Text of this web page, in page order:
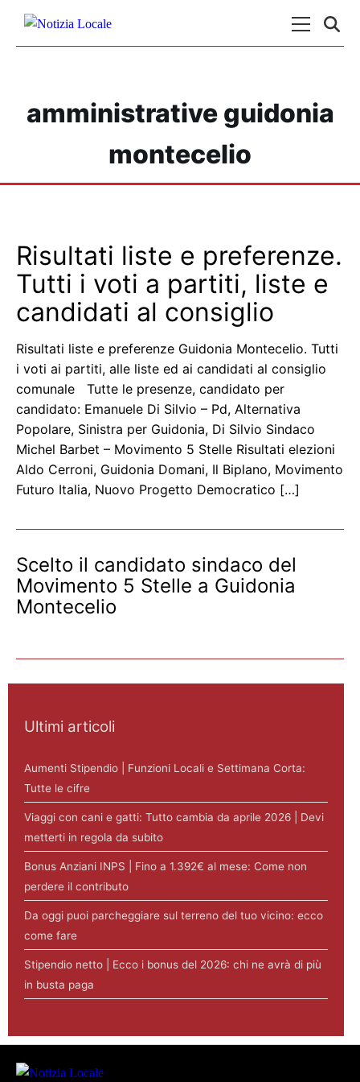
amministrative guidonia
montecelio
Risultati liste e preferenze.
Tutti i voti a partiti, liste e
candidati al consiglio
Risultati liste e preferenze Guidonia Montecelio. Tutti
i voti ai partiti, alle liste ed ai candidati al consiglio
comunale Tutte le presenze, candidato per
candidato: Emanuele Di Silvio – Pd, Alternativa
Popolare, Sinistra per Guidonia, Di Silvio Sindaco
Michel Barbet – Movimento 5 Stelle Risultati elezioni
Aldo Cerroni, Guidonia Domani, Il Biplano, Movimento
Futuro Italia, Nuovo Progetto Democratico […]
Scelto il candidato sindaco del
Movimento 5 Stelle a Guidonia
Montecelio
Ultimi articoli
Aumenti Stipendio | Funzioni Locali e Settimana Corta:
Tutte le cifre
Viaggi con cani e gatti: Tutto cambia da aprile 2026 | Devi
metterti in regola da subito
Bonus Anziani INPS | Fino a 1.392€ al mese: Come non
perdere il contributo
Da oggi puoi parcheggiare sul terreno del tuo vicino: ecco
come fare
Stipendio netto | Ecco i bonus del 2026: chi ne avrà di più
in busta paga